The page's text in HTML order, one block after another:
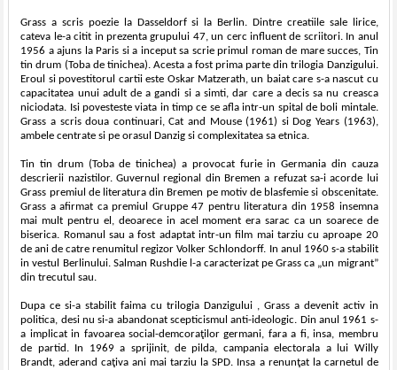
Grass a scris poezie la Dasseldorf si la Berlin. Dintre creatiile sale lirice,
cateva le-a citit in prezenta grupului 47, un cerc influent de scriitori. In anul
1956 a ajuns la Paris si a inceput sa scrie primul roman de mare succes, Tin
tin drum (Toba de tinichea). Acesta a fost prima parte din trilogia Danzigului.
Eroul si povestitorul cartii este Oskar Matzerath, un baiat care s-a nascut cu
capacitatea unui adult de a gandi si a simti, dar care a decis sa nu creasca
niciodata. Isi povesteste viata in timp ce se afla intr-un spital de boli mintale.
Grass a scris doua continuari, Cat and Mouse (1961) si Dog Years (1963),
ambele centrate si pe orasul Danzig si complexitatea sa etnica.
Tin tin drum (Toba de tinichea) a provocat furie in Germania din cauza
descrierii nazistilor. Guvernul regional din Bremen a refuzat sa-i acorde lui
Grass premiul de literatura din Bremen pe motiv de blasfemie si obscenitate.
Grass a afirmat ca premiul Gruppe 47 pentru literatura din 1958 insemna
mai mult pentru el, deoarece in acel moment era sarac ca un soarece de
biserica. Romanul sau a fost adaptat intr-un film mai tarziu cu aproape 20
de ani de catre renumitul regizor Volker Schlondorff. In anul 1960 s-a stabilit
in vestul Berlinului. Salman Rushdie l-a caracterizat pe Grass ca „un migrant”
din trecutul sau.
Dupa ce si-a stabilit faima cu trilogia Danzigului , Grass a devenit activ in
politica, desi nu si-a abandonat scepticismul anti-ideologic. Din anul 1961 s-
a implicat in favoarea social-demcoraţilor germani, fara a fi, insa, membru
de partid. In 1969 a sprijinit, de pilda, campania electorala a lui Willy
Brandt, aderand caţiva ani mai tarziu la SPD. Insa a renunţat la carnetul de